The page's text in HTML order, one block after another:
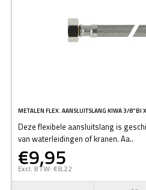
METALEN FLEX. AANSLUITSLANG KIWA 3/
Deze flexibele aansluitslang is
van waterleidingen of kranen. Aa..
€9,95
Excl. BTW: €8,22